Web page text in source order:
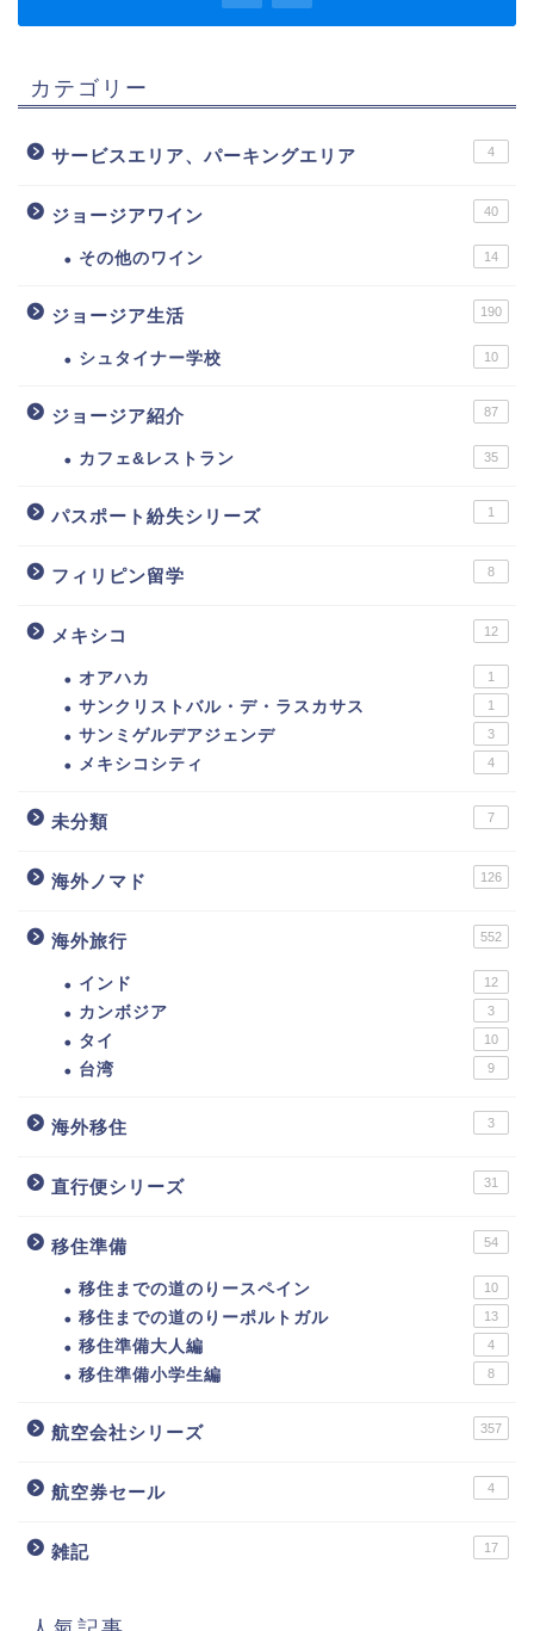
カテゴリー
サービスエリア、パーキングエリア 4
ジョージアワイン 40
その他のワイン 14
ジョージア生活 190
シュタイナー学校 10
ジョージア紹介 87
カフェ&レストラン 35
パスポート紛失シリーズ 1
フィリピン留学 8
メキシコ 12
オアハカ 1
サンクリストバル・デ・ラスカサス 1
サンミゲルデアジェンデ 3
メキシコシティ 4
未分類 7
海外ノマド 126
海外旅行 552
インド 12
カンボジア 3
タイ 10
台湾 9
海外移住 3
直行便シリーズ 31
移住準備 54
移住までの道のりースペイン 10
移住までの道のりーポルトガル 13
移住準備大人編 4
移住準備小学生編 8
航空会社シリーズ 357
航空券セール 4
雑記 17